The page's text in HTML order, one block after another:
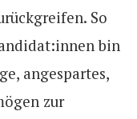
So
bin
angespartes,
zur